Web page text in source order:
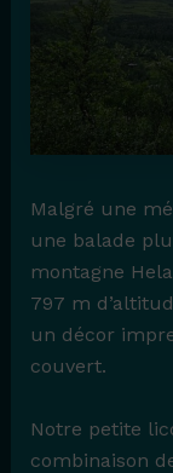
Malgré une
une balade
montagne
797 m
un décor
couvert.
Notre petite
combinaison